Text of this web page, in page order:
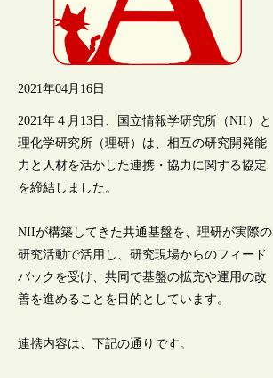
2021年04月16日
2021年４月13日、国立情報学研究所（NII）と
理化学研究所（理研）は、相互の研究開発能
力と人材を活かした連携・協力に関する協定
を締結しました。
NIIが構築してきた共通基盤を、理研が実際の
研究活動で活用し、研究現場からのフィード
バックを受け、共同で基盤の拡充や運用の改
善を進めることを目的としています。
連携内容は、下記の通りです。